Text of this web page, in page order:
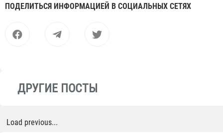
ПОДЕЛИТЬСЯ ИНФОРМАЦИЕЙ В СОЦИАЛЬНЫХ СЕТЯХ
ДРУГИЕ ПОСТЫ
Load previous...